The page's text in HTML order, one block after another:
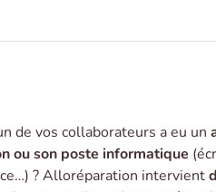
de vos collaborateurs a eu un
ou son poste informatique
? Alloréparation intervient